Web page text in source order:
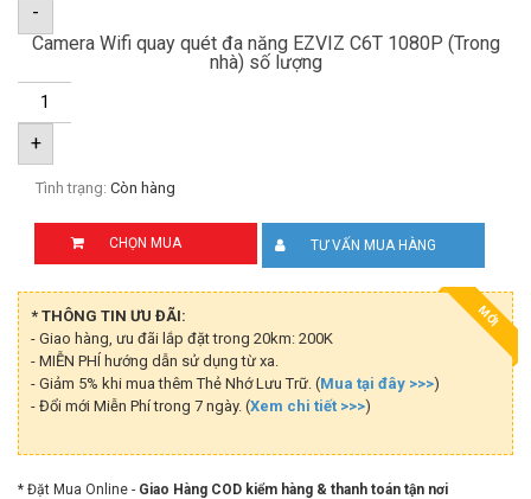
-
Camera Wifi quay quét đa năng EZVIZ C6T 1080P (Trong
nhà) số lượng
+
Tình trạng: Còn hàng
CHỌN MUA TƯ VẤN MUA HÀNG
MỚI
* THÔNG TIN ƯU ĐÃI:
- Giao hàng, ưu đãi lắp đặt trong 20km: 200K
- MIỄN PHÍ hướng dẫn sử dụng từ xa.
- Giảm 5% khi mua thêm Thẻ Nhớ Lưu Trữ. (Mua tại đây >>>)
- Đổi mới Miễn Phí trong 7 ngày. (Xem chi tiết >>>)
* Đặt Mua Online - Giao Hàng COD kiểm hàng & thanh toán tận nơi